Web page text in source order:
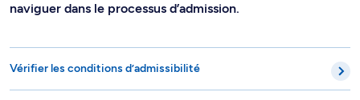
naviguer dans le processus d’admission.
Vérifier les conditions d’admissibilité